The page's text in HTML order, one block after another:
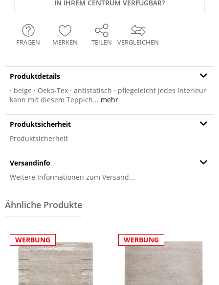
IN IHREM CENTRUM VERFÜGBAR?
VERGLEICHEN
FRAGEN MERKEN TEILEN
Produktdetails
· beige · Oeko-Tex · antistatisch · pflegeleicht Jedes Interieur
kann mit diesem Teppich... mehr
Produktsicherheit
Produktsicherheit
Versandinfo
Weitere Informationen zum Versand...